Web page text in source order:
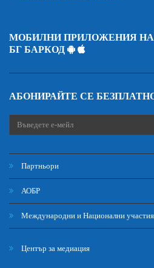
МОБИЛНИ ПРИЛОЖЕНИЯ
БГ БАРКОД
АБОНИРАЙТЕ СЕ
Партньори
АОБР
Международни и Национални участия
Център за медиация